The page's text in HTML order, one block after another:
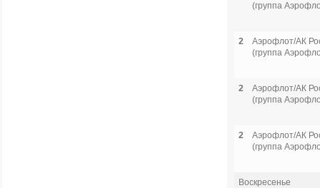
(группа
2
Аэрофлот/АК
(группа
2
Аэрофлот/АК
(группа
2
Аэрофлот/АК
(группа
Воскресенье